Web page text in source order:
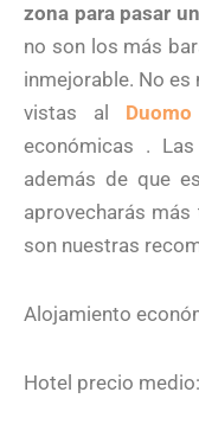
zona para pasar
no son los más
inmejorable. No es
vistas al
económicas .
además de que
aprovecharás
son nuestras
Alojamiento
Hotel precio medio: